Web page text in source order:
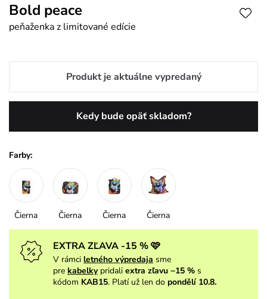
Bold peace
peňaženka z limitované edície
Produkt je aktuálne vypredaný
Kedy bude opäť skladom?
Farby:
Čierna Čierna Čierna Čierna
EXTRA ZĽAVA -15 % 🩷
V rámci letného výpredaja sme
pre kabelky pridali extra zľavu −15 % s
kódom KAB15. Platí už len do pondělí 10.8.